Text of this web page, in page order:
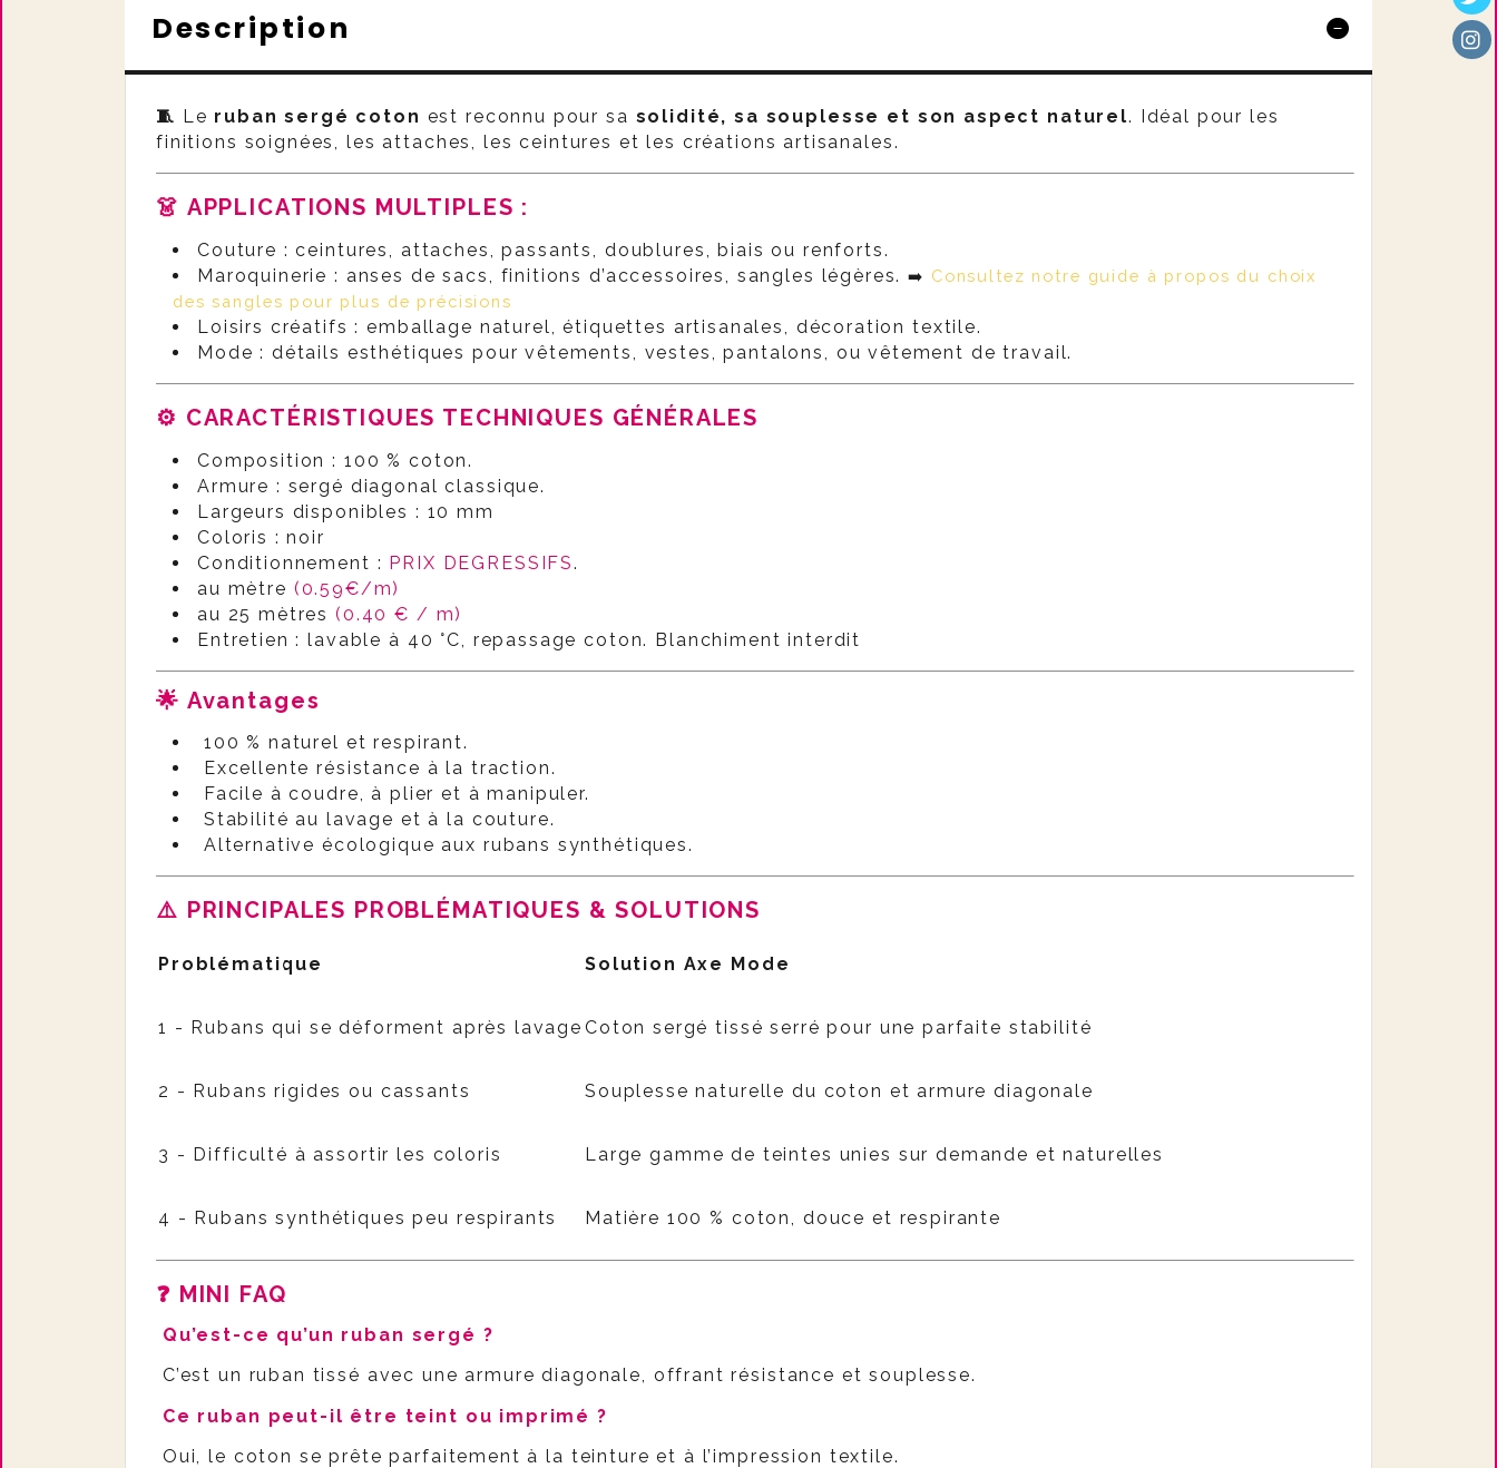
Description
🧵 Le ruban sergé coton est reconnu pour sa solidité, sa souplesse et son aspect naturel. Idéal pour les
finitions soignées, les attaches, les ceintures et les créations artisanales.
👗 APPLICATIONS MULTIPLES :
Couture : ceintures, attaches, passants, doublures, biais ou renforts.
Maroquinerie : anses de sacs, finitions d’accessoires, sangles légères.➡️ Consultez notre guide à propos du choix
des sangles pour plus de précisions
Loisirs créatifs : emballage naturel, étiquettes artisanales, décoration textile.
Mode : détails esthétiques pour vêtements, vestes, pantalons, ou vêtement de travail.
⚙️ CARACTÉRISTIQUES TECHNIQUES GÉNÉRALES
Composition : 100 % coton.
Armure : sergé diagonal classique.
Largeurs disponibles : 10 mm
Coloris : noir
Conditionnement : PRIX DEGRESSIFS.
au mètre (0.59€/m)
au 25 mètres(0.40 € / m)
Entretien : lavable à 40 °C, repassage coton. Blanchiment interdit
🌟 Avantages
100 % naturel et respirant.
Excellente résistance à la traction.
Facile à coudre, à plier et à manipuler.
Stabilité au lavage et à la couture.
Alternative écologique aux rubans synthétiques.
⚠️ PRINCIPALES PROBLÉMATIQUES & SOLUTIONS
Problématique Solution Axe Mode
1 - Rubans qui se déforment après lavage Coton sergé tissé serré pour une parfaite stabilité
2 - Rubans rigides ou cassants Souplesse naturelle du coton et armure diagonale
3 - Difficulté à assortir les coloris Large gamme de teintes unies sur demande et naturelles
4 - Rubans synthétiques peu respirants Matière 100 % coton, douce et respirante
❓ MINI FAQ
Qu’est-ce qu’un ruban sergé ?
C’est un ruban tissé avec une armure diagonale, offrant résistance et souplesse.
Ce ruban peut-il être teint ou imprimé ?
Oui, le coton se prête parfaitement à la teinture et à l’impression textile.